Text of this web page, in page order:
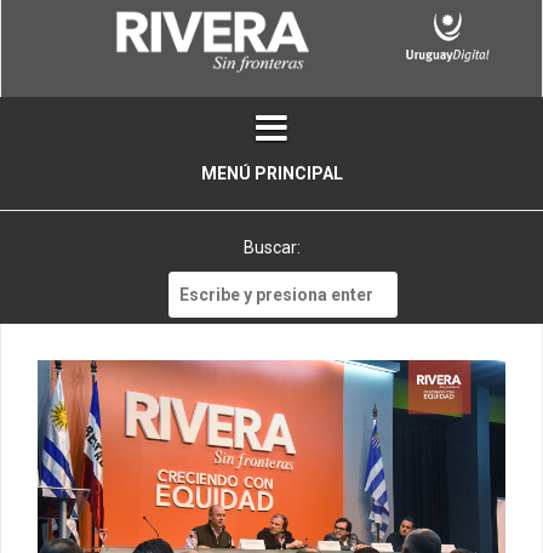
MENÚ PRINCIPAL
Buscar: